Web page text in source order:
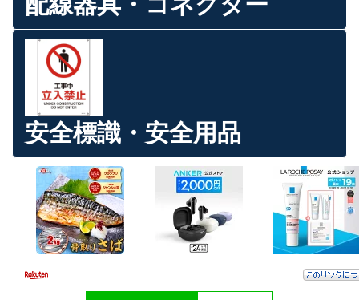
安全標識・安全用品